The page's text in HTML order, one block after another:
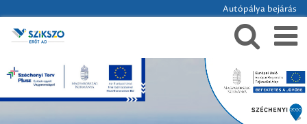
Autópálya bejárás